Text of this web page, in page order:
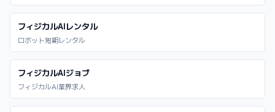
フィジカルAIレンタル
ロボット短期レンタル
フィジカルAIジョブ
フィジカルAI業界求人